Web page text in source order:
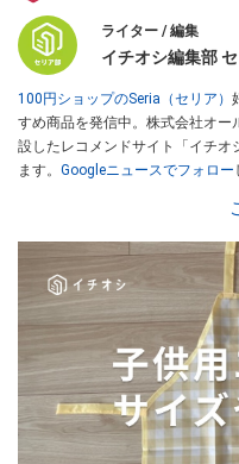
ライター / 編集
イチオシ編集部
100円ショップのSeria（セリア）
すめ商品を発信中。株式会社オ
設したレコメンドサイト「イチ
ます。 Googleニュースでフォロー